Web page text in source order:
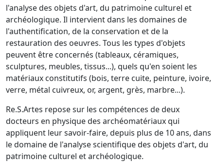
l'analyse des objets d'art, du patrimoine culturel et
archéologique. Il intervient dans les domaines de
l'authentification, de la conservation et de la
restauration des oeuvres. Tous les types d'objets
peuvent être concernés (tableaux, céramiques,
sculptures, meubles, tissus...), quels qu'en soient les
matériaux constitutifs (bois, terre cuite, peinture, ivoire,
verre, métal cuivreux, or, argent, grès, marbre...).
Re.S.Artes repose sur les compétences de deux
docteurs en physique des archéomatériaux qui
appliquent leur savoir-faire, depuis plus de 10 ans, dans
le domaine de l'analyse scientifique des objets d'art, du
patrimoine culturel et archéologique.